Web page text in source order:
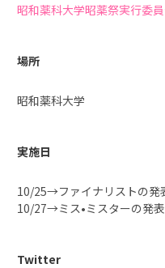
昭和薬科大学昭薬祭実行委
場所
昭和薬科大学
実施日
10/25→ファイナリストの発
10/27→ミス•ミスターの発表
Twitter